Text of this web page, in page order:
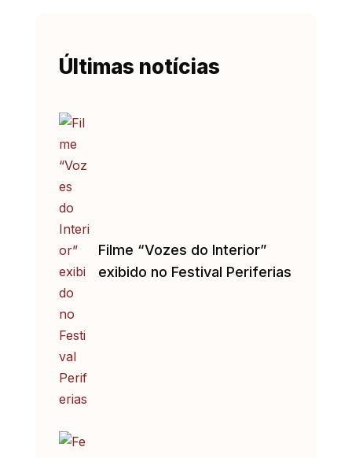
Últimas notícias
Filme “Vozes do Interior”
exibido no Festival Periferias